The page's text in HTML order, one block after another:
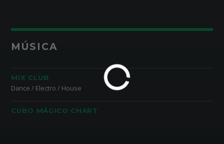
MÚSICA
MIX CLUB
Dance / Electro / House
CUBO MÁGICO CHART